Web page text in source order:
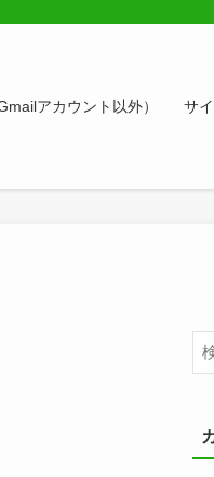
たい方、スキルアップしたい
アカウント以外） サ